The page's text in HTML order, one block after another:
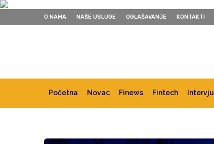
O NAMA NAŠE USLUGE OGLAŠAVANJE KONTAKTI
Početna Novac Finews Fintech Intervju